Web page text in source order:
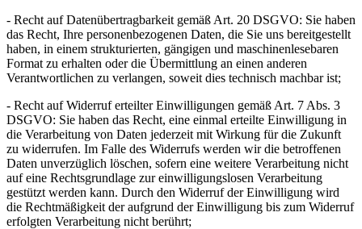
- Recht auf Datenübertragbarkeit gemäß Art. 20 DSGVO: Sie haben
das Recht, Ihre personenbezogenen Daten, die Sie uns bereitgestellt
haben, in einem strukturierten, gängigen und maschinenlesebaren
Format zu erhalten oder die Übermittlung an einen anderen
Verantwortlichen zu verlangen, soweit dies technisch machbar ist;
- Recht auf Widerruf erteilter Einwilligungen gemäß Art. 7 Abs. 3
DSGVO: Sie haben das Recht, eine einmal erteilte Einwilligung in
die Verarbeitung von Daten jederzeit mit Wirkung für die Zukunft
zu widerrufen. Im Falle des Widerrufs werden wir die betroffenen
Daten unverzüglich löschen, sofern eine weitere Verarbeitung nicht
auf eine Rechtsgrundlage zur einwilligungslosen Verarbeitung
gestützt werden kann. Durch den Widerruf der Einwilligung wird
die Rechtmäßigkeit der aufgrund der Einwilligung bis zum Widerruf
erfolgten Verarbeitung nicht berührt;